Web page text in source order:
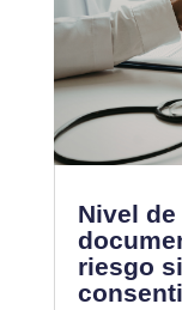
Nivel
riesgo